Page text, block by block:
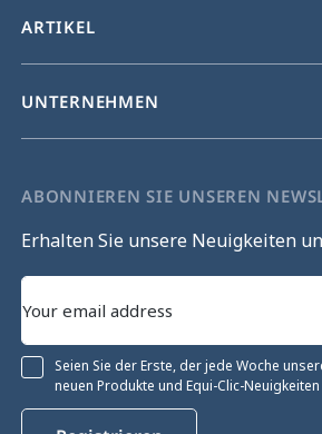
ARTIKEL
UNTERNEHMEN
ABONNIEREN SIE UNSEREN
Erhalten Sie unsere Neuigkeiten
Seien Sie der Erste, der jede Woche
neuen Produkte und Equi-Clic-